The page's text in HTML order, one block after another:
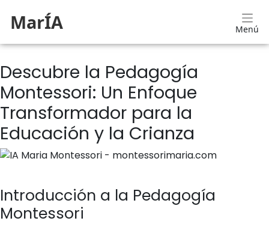
MarÍA Menú
Descubre la Pedagogía
Montessori: Un Enfoque
Transformador para la
Educación y la Crianza
Introducción a la Pedagogía
Montessori